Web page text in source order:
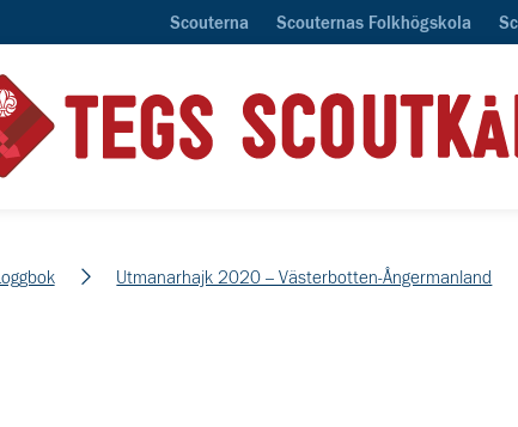
Scouterna Scouternas Folkhögskola
Loggbok Utmanarhajk 2020 – Västerbotten-Ångermanland